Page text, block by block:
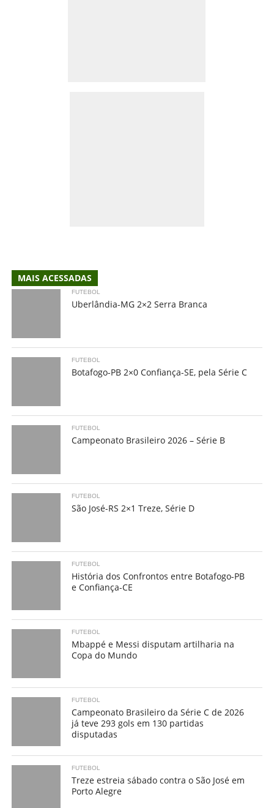
MAIS ACESSADAS
FUTEBOL
Uberlândia-MG 2×2 Serra Branca
FUTEBOL
Botafogo-PB 2×0 Confiança-SE, pela Série C
FUTEBOL
Campeonato Brasileiro 2026 – Série B
FUTEBOL
São José-RS 2×1 Treze, Série D
FUTEBOL
História dos Confrontos entre Botafogo-PB
e Confiança-CE
FUTEBOL
Mbappé e Messi disputam artilharia na
Copa do Mundo
FUTEBOL
Campeonato Brasileiro da Série C de 2026
já teve 293 gols em 130 partidas
disputadas
FUTEBOL
Treze estreia sábado contra o São José em
Porto Alegre